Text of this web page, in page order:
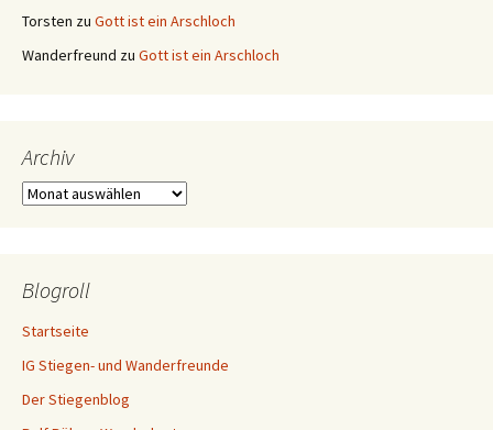
Torsten zu Gott ist ein Arschloch
Wanderfreund zu Gott ist ein Arschloch
Archiv
Archiv
Blogroll
Startseite
IG Stiegen- und Wanderfreunde
Der Stiegenblog